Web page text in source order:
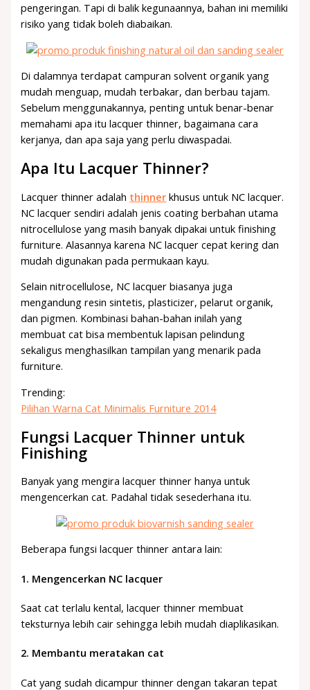
pengeringan. Tapi di balik kegunaannya, bahan ini memiliki
risiko yang tidak boleh diabaikan.
Di dalamnya terdapat campuran solvent organik yang
mudah menguap, mudah terbakar, dan berbau tajam.
Sebelum menggunakannya, penting untuk benar-benar
memahami apa itu lacquer thinner, bagaimana cara
kerjanya, dan apa saja yang perlu diwaspadai.
Apa Itu Lacquer Thinner?
Lacquer thinner adalah thinner khusus untuk NC lacquer.
NC lacquer sendiri adalah jenis coating berbahan utama
nitrocellulose yang masih banyak dipakai untuk finishing
furniture. Alasannya karena NC lacquer cepat kering dan
mudah digunakan pada permukaan kayu.
Selain nitrocellulose, NC lacquer biasanya juga
mengandung resin sintetis, plasticizer, pelarut organik,
dan pigmen. Kombinasi bahan-bahan inilah yang
membuat cat bisa membentuk lapisan pelindung
sekaligus menghasilkan tampilan yang menarik pada
furniture.
Trending:
Pilihan Warna Cat Minimalis Furniture 2014
Fungsi Lacquer Thinner untuk
Finishing
Banyak yang mengira lacquer thinner hanya untuk
mengencerkan cat. Padahal tidak sesederhana itu.
Beberapa fungsi lacquer thinner antara lain:
1. Mengencerkan NC lacquer
Saat cat terlalu kental, lacquer thinner membuat
teksturnya lebih cair sehingga lebih mudah diaplikasikan.
2. Membantu meratakan cat
Cat yang sudah dicampur thinner dengan takaran tepat